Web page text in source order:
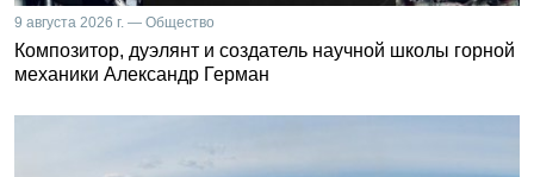
9 августа 2026 г. — Общество
Композитор, дуэлянт и создатель научной школы горной
механики Александр Герман